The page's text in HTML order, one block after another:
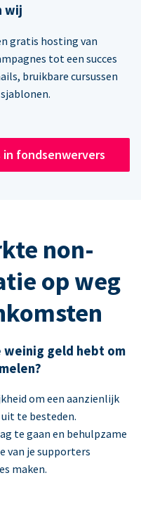
wij
gratis hosting van
tot een succes
bruikbare cursussen
fondsenwervers
non-
op weg
geld hebt om
om een aanzienlijk
te besteden.
te gaan en behulpzame
van je supporters
maken.